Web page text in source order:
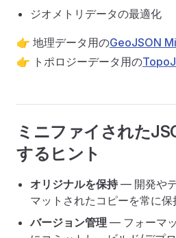
ジオメトリデータの最適化
👉 地理データ用のGeoJSON
👉 トポロジーデータ用の
ミニファイされた
するヒント
オリジナルを保持— 開発や
マットされたコピーを常に保
バージョン管理 — フォーマ